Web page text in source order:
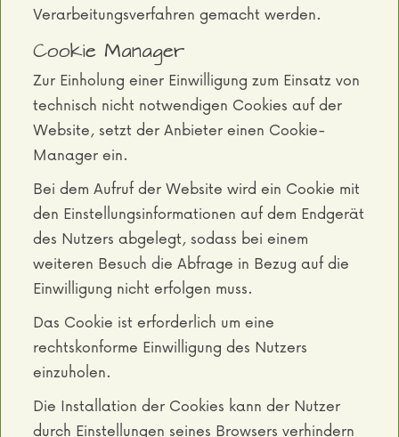
Verarbeitungsverfahren gemacht werden.
Cookie Manager
Zur Einholung einer Einwilligung zum Einsatz von
technisch nicht notwendigen Cookies auf der
Website, setzt der Anbieter einen Cookie-
Manager ein.
Bei dem Aufruf der Website wird ein Cookie mit
den Einstellungsinformationen auf dem Endgerät
des Nutzers abgelegt, sodass bei einem
weiteren Besuch die Abfrage in Bezug auf die
Einwilligung nicht erfolgen muss.
Das Cookie ist erforderlich um eine
rechtskonforme Einwilligung des Nutzers
einzuholen.
Die Installation der Cookies kann der Nutzer
durch Einstellungen seines Browsers verhindern